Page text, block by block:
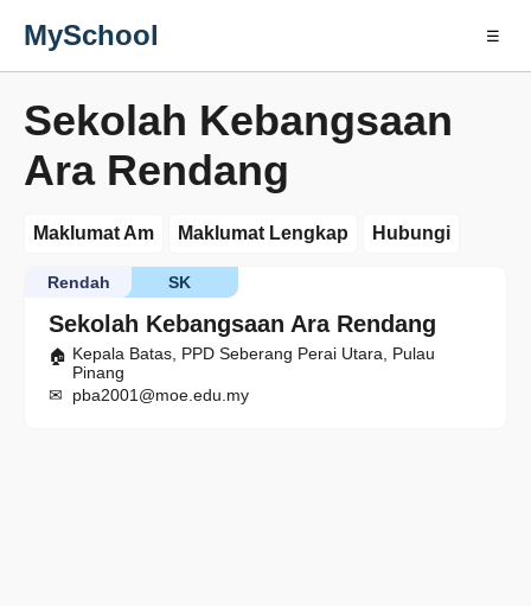
MySchool ☰
Sekolah Kebangsaan
Ara Rendang
Maklumat Am Maklumat Lengkap Hubungi
Sekolah Kebangsaan Ara Rendang
SK
Rendah
Kepala Batas, PPD Seberang Perai Utara, Pulau
Pinang
pba2001@moe.edu.my